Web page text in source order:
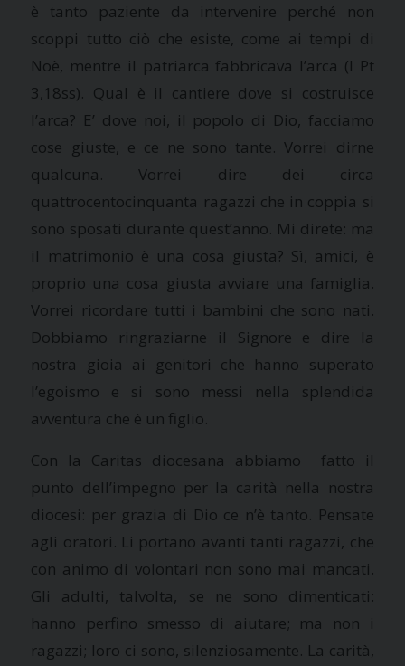
è tanto paziente da intervenire perché non
scoppi tutto ciò che esiste, come ai tempi di
Noè, mentre il patriarca fabbricava l’arca (I Pt
3,18ss). Qual è il cantiere dove si costruisce
l’arca? E’ dove noi, il popolo di Dio, facciamo
cose giuste, e ce ne sono tante. Vorrei dirne
qualcuna. Vorrei dire dei circa
quattrocentocinquanta ragazzi che in coppia si
sono sposati durante quest’anno. Mi direte: ma
il matrimonio è una cosa giusta? Sì, amici, è
proprio una cosa giusta avviare una famiglia.
Vorrei ricordare tutti i bambini che sono nati.
Dobbiamo ringraziarne il Signore e dire la
nostra gioia ai genitori che hanno superato
l’egoismo e si sono messi nella splendida
avventura che è un figlio.
Con la Caritas diocesana abbiamo fatto il
punto dell’impegno per la carità nella nostra
diocesi: per grazia di Dio ce n’è tanto. Pensate
agli oratori. Li portano avanti tanti ragazzi, che
con animo di volontari non sono mai mancati.
Gli adulti, talvolta, se ne sono dimenticati:
hanno perfino smesso di aiutare; ma non i
ragazzi; loro ci sono, silenziosamente. La carità,